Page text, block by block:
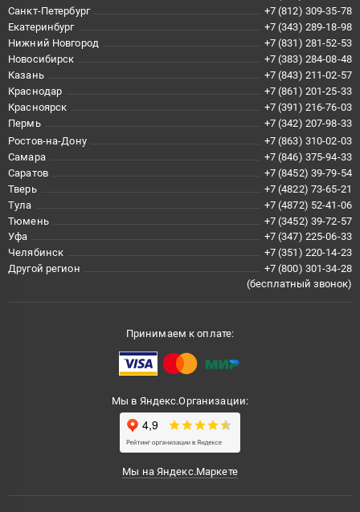
Санкт-Петербург
+7 (812) 309-35-78
Екатеринбург
+7 (343) 289-18-98
Нижний Новгород
+7 (831) 281-52-53
Новосибирск
+7 (383) 284-08-48
Казань
+7 (843) 211-02-57
Краснодар
+7 (861) 201-25-33
Красноярск
+7 (391) 216-76-03
Пермь
+7 (342) 207-98-33
Ростов-на-Дону
+7 (863) 310-02-03
Самара
+7 (846) 375-94-33
Саратов
+7 (8452) 39-79-54
Тверь
+7 (4822) 73-65-21
Тула
+7 (4872) 52-41-06
Тюмень
+7 (3452) 39-72-57
Уфа
+7 (347) 225-06-33
Челябинск
+7 (351) 220-14-23
Другой регион
+7 (800) 301-34-28
(бесплатный звонок)
Принимаем к оплате:
Мы в Яндекс.Организации:
Мы на Яндекс.Маркете